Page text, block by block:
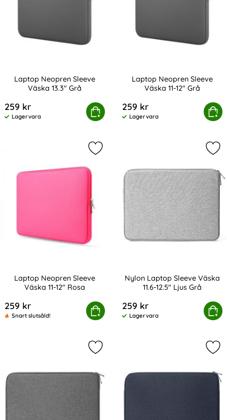
Laptop Neopren Sleeve
Väska 13.3" Grå
259 kr
Tillgänglighet:
Lagervara
Köp
Laptop Neopren Sleeve Väska 13.3" Grå
Laptop Neopren Sleeve
Väska 11-12" Grå
259 kr
Tillgänglighet:
Lagervara
Köp
Laptop Neopren Sleeve
Laptop Neopren Sleeve
Väska 11-12" Rosa
259 kr
Snart slutsåld!
Köp
Laptop Neopren Sleeve Väska 11-12" Rosa
Markera laptop Neopren Sleeve
Nylon Laptop Sleeve Väska
11.6-12.5" Ljus Grå
259 kr
Tillgänglighet:
Lagervara
Köp
Nylon Laptop Sleeve
Markera nylon Laptop Sleeve